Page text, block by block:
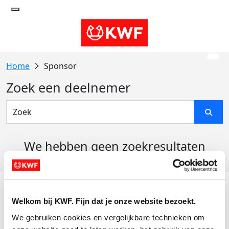
Welkom bij KWF. Fijn dat je onze website bezoekt.
We gebruiken cookies en vergelijkbare technieken om
Sponsor
Zoek een deelnemer
We hebben geen zoekresultaten
Actiematerialen
Evenementen